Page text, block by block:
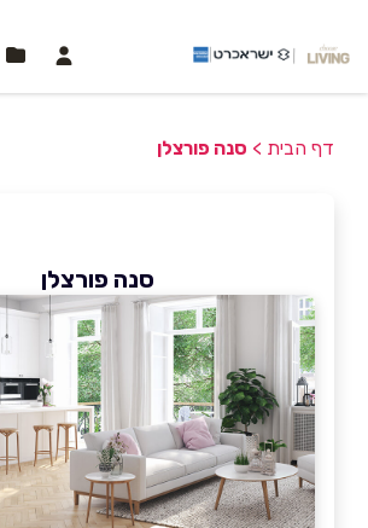
דף הבית > סנה פורצלן
סנה פורצלן